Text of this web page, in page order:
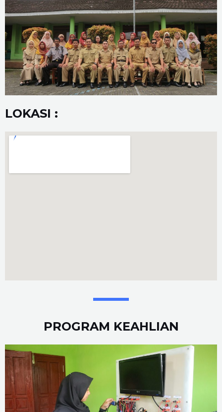
LOKASI :
PROGRAM KEAHLIAN